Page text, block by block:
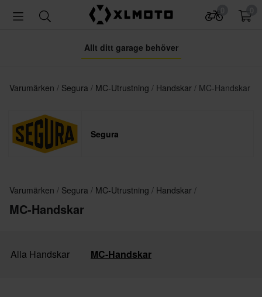
Allt ditt garage behöver
Varumärken Segura MC-Utrustning Handskar MC-Handskar
Segura
Varumärken Segura MC-Utrustning Handskar
MC-Handskar
Alla Handskar MC-Handskar